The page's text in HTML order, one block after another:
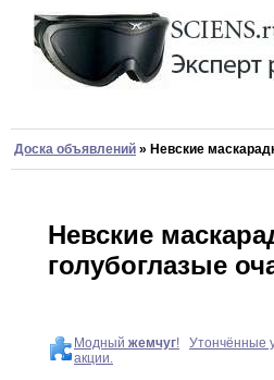
Доска объявлений » Невские
Невские
голубоглазые
Модный жемчуг! Утончённые
акции.